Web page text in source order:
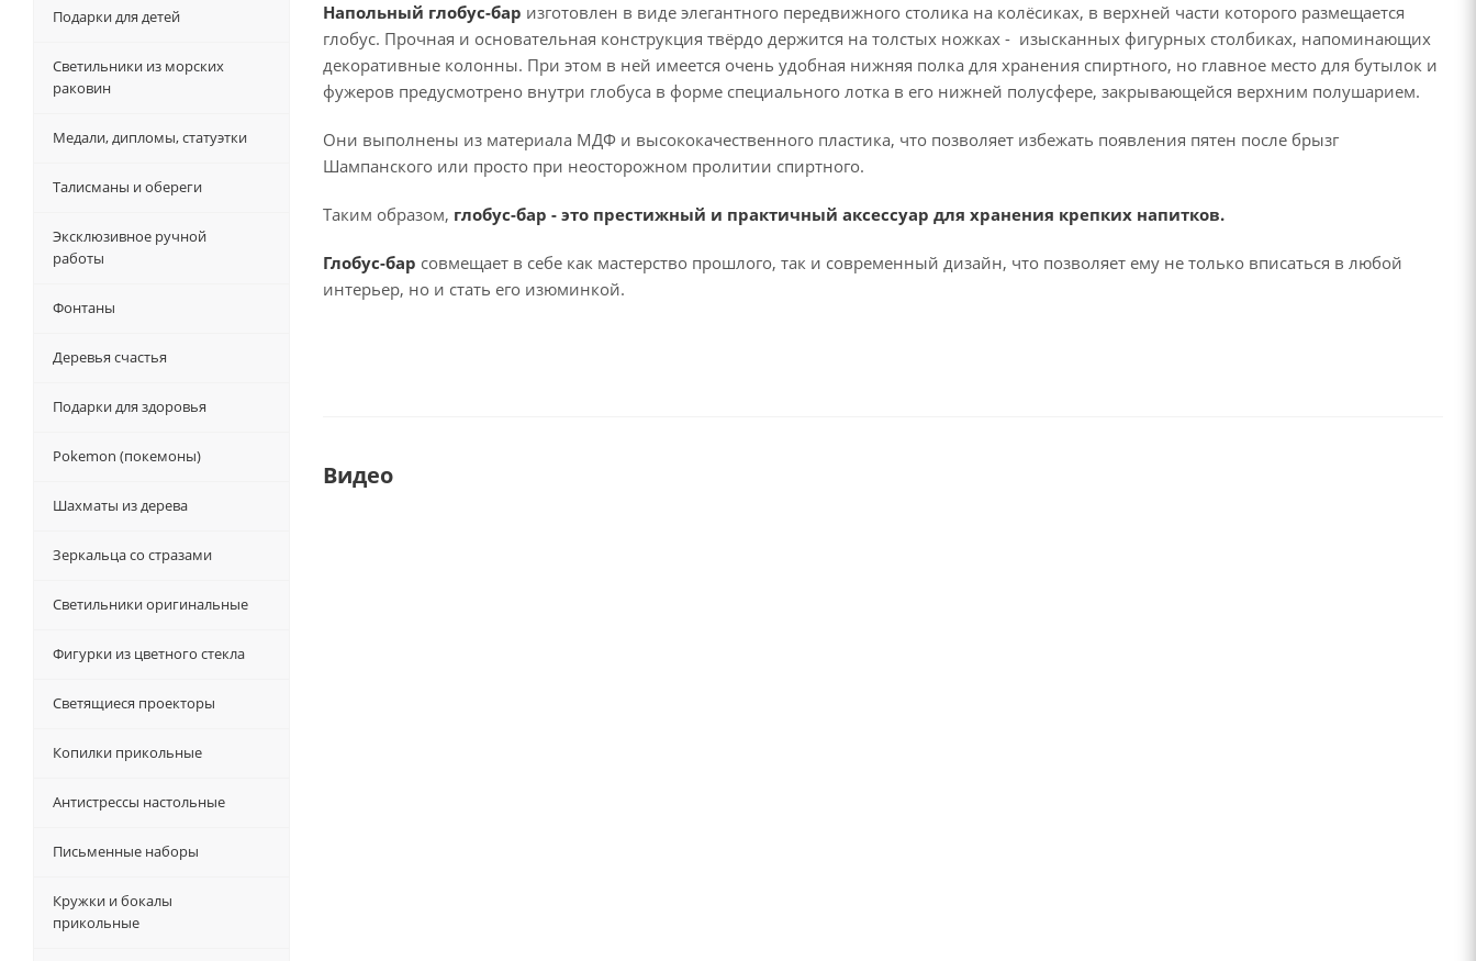
Напольный глобус-бар изготовлен в виде элегантного передвижного столика на колёсиках, в верхней части которого размещается
глобус. Прочная и основательная конструкция твёрдо держится на толстых ножках - изысканных фигурных столбиках, напоминающих
декоративные колонны. При этом в ней имеется очень удобная нижняя полка для хранения спиртного, но главное место для бутылок и
фужеров предусмотрено внутри глобуса в форме специального лотка в его нижней полусфере, закрывающейся верхним полушарием.
Они выполнены из материала МДФ и высококачественного пластика, что позволяет избежать появления пятен после брызг
Шампанского или просто при неосторожном пролитии спиртного.
Таким образом, глобус-бар - это престижный и практичный аксессуар для хранения крепких напитков.
Глобус-бар совмещает в себе как мастерство прошлого, так и современный дизайн, что позволяет ему не только вписаться в любой
интерьер, но и стать его изюминкой.
Видео
Подарки для детей
Светильники из морских
раковин
Медали, дипломы, статуэтки
Талисманы и обереги
Эксклюзивное ручной
работы
Фонтаны
Деревья счастья
Подарки для здоровья
Pokemon (покемоны)
Шахматы из дерева
Зеркальца со стразами
Светильники оригинальные
Фигурки из цветного стекла
Светящиеся проекторы
Копилки прикольные
Антистрессы настольные
Письменные наборы
Кружки и бокалы
прикольные